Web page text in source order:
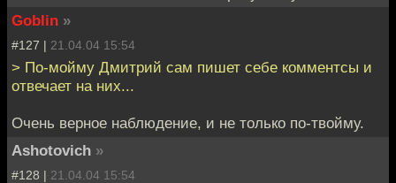
Goblin »
#127 | 21.04.04 15:54
> По-мойму Дмитрий сам пишет себе комментсы и
отвечает на них...
Очень верное наблюдение, и не только по-твойму.
Ashotovich »
#128 | 21.04.04 15:54